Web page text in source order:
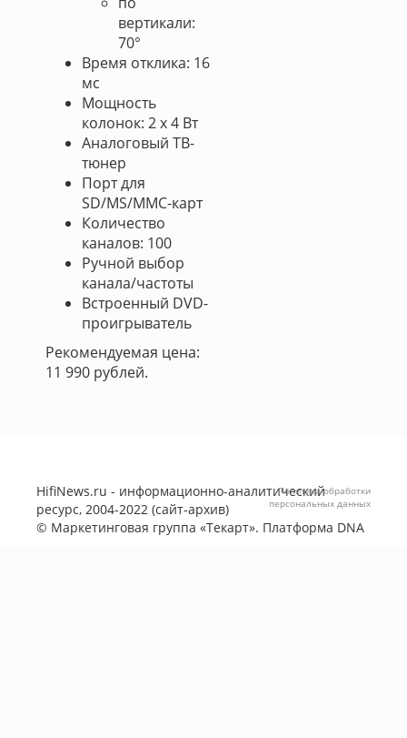
вертикали:
70°
Время отклика: 16
мс
Мощность
колонок: 2 x 4 Вт
Аналоговый ТВ-
тюнер
Порт для
SD/MS/MMC-карт
Количество
каналов: 100
Ручной выбор
канала/частоты
Встроенный DVD-
проигрыватель
Рекомендуемая цена:
11 990 рублей.
HifiNews.ru - информационно-аналитический
ресурс, 2004-2022 (сайт-архив)
© Маркетинговая группа «Текарт». Платформа DNA
Политика обработки
персональных данных